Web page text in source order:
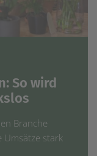
So wird
Branche
Umsätze stark